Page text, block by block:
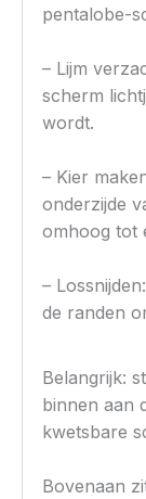
pentalobe-
– Lijm
scherm
wordt.
– Kier
onderzijde
omhoog tot
–
de randen
Belangrijk:
binnen aan
kwetsbare
Bovenaan